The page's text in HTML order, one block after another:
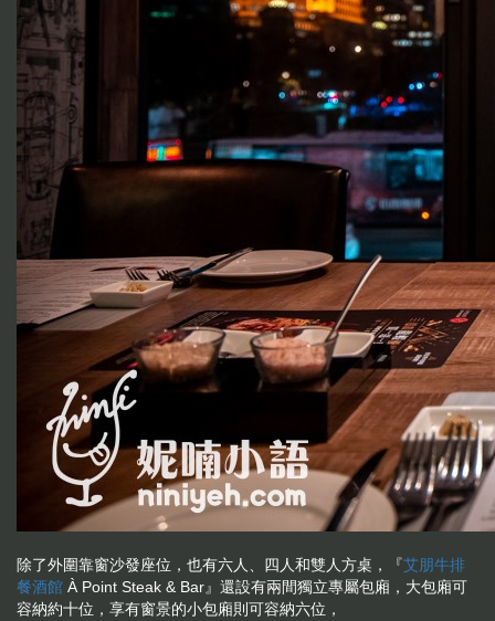
除了外圍靠窗沙發座位，也有六人、四人和雙人方桌，『艾朋牛排
餐酒館 À Point Steak & Bar』還設有兩間獨立專屬包廂，大包廂可
容納約十位，享有窗景的小包廂則可容納六位，